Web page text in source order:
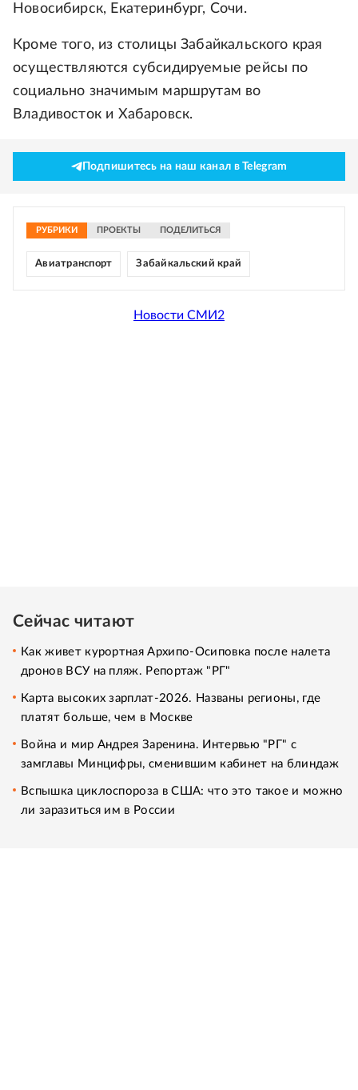
Новосибирск, Екатеринбург, Сочи.
Кроме того, из столицы Забайкальского края
осуществляются субсидируемые рейсы по
социально значимым маршрутам во
Владивосток и Хабаровск.
Подпишитесь на наш канал в Telegram
РУБРИКИ ПРОЕКТЫ ПОДЕЛИТЬСЯ
Авиатранспорт Забайкальский край
Новости СМИ2
Сейчас читают
Как живет курортная Архипо-Осиповка после налета
дронов ВСУ на пляж. Репортаж "РГ"
Карта высоких зарплат-2026. Названы регионы, где
платят больше, чем в Москве
Война и мир Андрея Заренина. Интервью "РГ" с
замглавы Минцифры, сменившим кабинет на блиндаж
Вспышка циклоспороза в США: что это такое и можно
ли заразиться им в России